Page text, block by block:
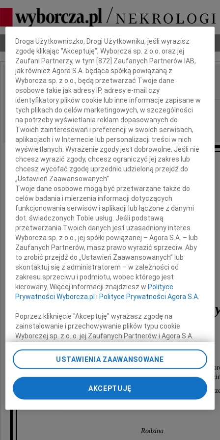
Nekrologi Odeszli Poradnik pogrzebowy
IMIĘ I NAZWISKO: Stanisław Gorzałczany
REGION: Szczecin
DATA EMISJI: 31.03.2015
Z głębokim żalem zawiadamiamy,
że w dniu 26 marca 2015 roku zmarł
lekarz medycyny
Stanisław
Msza święta odprawiona zostanie
dnia 31 marca 2015 roku o godzinie 17.00
w kościele pod wezwaniem św. Rodziny na ul. Królowej
Pogrzeb odbędzie się dnia 1 kwietnia 2015 roku o
w kaplicy głównej na Cmentarzu Centralnym w
Rodzina
Dbamy o Twoją prywatność
Droga Użytkowniczko, Drogi Użytkowniku, jeśli wyrazisz
zgodę klikając "Akceptuję", Wyborcza sp. z o.o. oraz jej
Zaufani Partnerzy, w tym [872 ] Zaufanych Partnerów IAB,
jak również Agora S.A. będąca spółką powiązaną z
Wyborcza sp. z o.o., będą przetwarzać Twoje dane
osobowe takie jak adresy IP, adresy e-mail czy
identyfikatory plików cookie lub inne informacje zapisane w
tych plikach do celów marketingowych, w szczególności
na potrzeby wyświetlania reklam dopasowanych do
Twoich zainteresowań i preferencji w swoich serwisach,
aplikacjach i w Internecie lub personalizacji treści w nich
wyświetlanych. Wyrażenie zgody jest dobrowolne. Jeśli nie
chcesz wyrazić zgody, chcesz ograniczyć jej zakres lub
chcesz wycofać zgodę uprzednio udzieloną przejdź do
„Ustawień Zaawansowanych”.
Twoje dane osobowe mogą być przetwarzane także do
celów badania i mierzenia informacji dotyczących
funkcjonowania serwisów i aplikacji lub łączone z danymi
dot. świadczonych Tobie usług. Jeśli podstawą
przetwarzania Twoich danych jest uzasadniony interes
Wyborcza sp. z o.o., jej spółki powiązanej – Agora S.A. – lub
Zaufanych Partnerów, masz prawo wyrazić sprzeciw. Aby
to zrobić przejdź do „Ustawień Zaawansowanych” lub
skontaktuj się z administratorem – w zależności od
zakresu sprzeciwu i podmiotu, wobec którego jest
kierowany. Więcej informacji znajdziesz w Polityce
Prywatności Wyborcza.pl i Polityce Prywatności Agora S.A.
Poprzez kliknięcie "Akceptuję" wyrażasz zgodę na
zainstalowanie i przechowywanie plików typu cookie
Wyborczej sp. z o. o. jej Zaufanych Partnerów i Agora S.A.
chwili zmienić swoje preferencje dot. plików cookie,
ponownie wywołując narzędzie do zarządzania Twoimi
preferencjami dot. przetwarzania danych poprzez
odnośnik „Ustawienia prywatności” w stopce serwisu i
przechodząc do sekcji „Ustawienia zaawansowane”.
My, nasi Zaufani Partnerzy i Agora S.A. możemy
USTAWIENIA ZAAWANSOWANE
AKCEPTUJĘ